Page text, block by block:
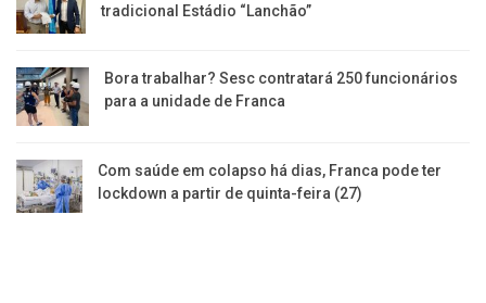
tradicional Estádio “Lanchão”
Bora trabalhar? Sesc contratará 250 funcionários
para a unidade de Franca
Com saúde em colapso há dias, Franca pode ter
lockdown a partir de quinta-feira (27)